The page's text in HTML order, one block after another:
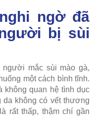
ngờ đã
bị sùi
mắc sùi mào gà,
một cách bình tĩnh.
không quan hệ tình dục
da không có vết thương
rất thấp, thậm chí gần